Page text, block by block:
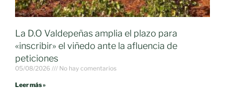
La D.O Valdepeñas amplia el plazo para
«inscribir» el viñedo ante la afluencia de
peticiones
05/08/2026 No hay comentarios
Leer más »